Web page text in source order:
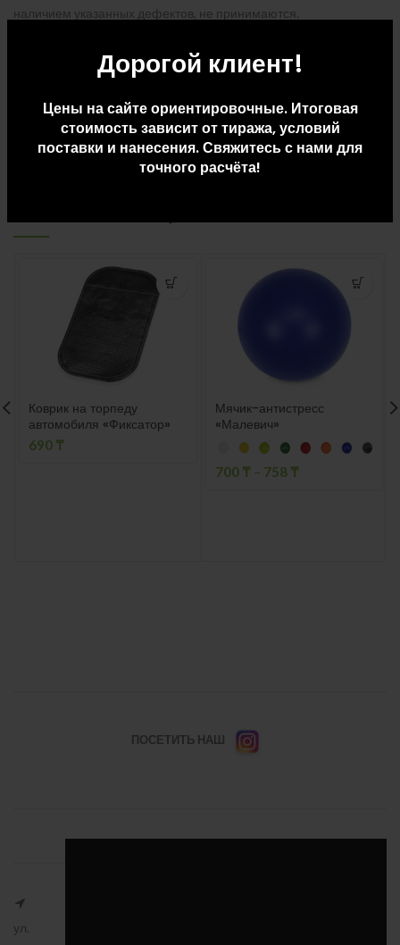
Дорогой клиент!
Цены на сайте ориентировочные. Итоговая
стоимость зависит от тиража, условий
поставки и нанесения. Свяжитесь с нами для
точного расчёта!
наличием указанных дефектов, не принимаются.
ДОПОЛНИТЕЛЬНАЯ ИНФОРМАЦИЯ
ДОСТАВКА И ОПЛАТА
Коврик на торпеду
автомобиля «Фиксатор»
690 ₸
Мячик-антистресс
«Малевич»
700 ₸ – 758 ₸
ПОСЕТИТЬ НАШ
ул.